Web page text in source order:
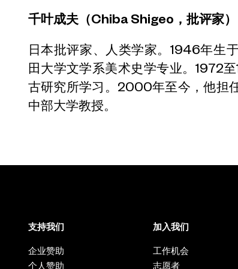
千叶成夫（Chiba Shigeo，批评家）
日本批评家、人类学家。1946年生
田大学文学系美术史学专业。1972
古研究所学习。2000年至今，他担
中部大学教授。
支持我们
企业赞助
个人赞助
加入我们
工作机会
志愿者